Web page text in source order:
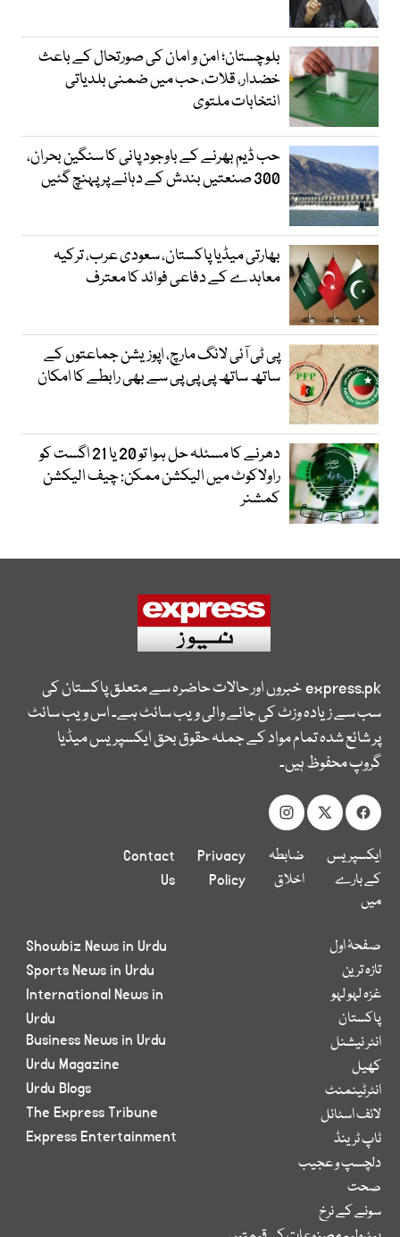
بلوچستان؛ امن و امان کی صورتحال کے باعث
خضدار، قلات، حب میں ضمنی بلدیاتی
انتخابات ملتوی
حب ڈیم بھرنے کے باوجود پانی کا سنگین بحران،
300 صنعتیں بندش کے دہانے پر پہنچ گئیں
بھارتی میڈیا پاکستان، سعودی عرب، ترکیہ
معاہدے کے دفاعی فوائد کا معترف
پی ٹی آئی لانگ مارچ، اپوزیشن جماعتوں کے
ساتھ ساتھ پی پی پی سے بھی رابطے کا امکان
دھرنے کا مسئلہ حل ہوا تو 20 یا 21 اگست کو
راولاکوٹ میں الیکشن ممکن: چیف الیکشن
کمشنر
express.pkخبروں اور حالات حاضرہ سے متعلق پاکستان کی
سب سے زیادہ وزٹ کی جانے والی ویب سائٹ ہے۔ اس ویب سائٹ
پر شائع شدہ تمام مواد کے جملہ حقوق بحق ایکسپریس میڈیا
گروپ محفوظ ہیں۔
ایکسپریس
کے بارے
میں
ضابطہ
اخلاق
Privacy
Policy
Contact
Us
صفحۂ اول
تازہ ترین
غزہ لہو لہو
پاکستان
انٹر نیشنل
کھیل
انٹرٹینمنٹ
لائف اسٹائل
ٹاپ ٹرینڈ
دلچسپ و عجیب
صحت
سونے کے نرخ
Showbiz News in Urdu
Sports News in Urdu
International News in
Urdu
Business News in Urdu
Urdu Magazine
Urdu Blogs
The Express Tribune
Express Entertainment